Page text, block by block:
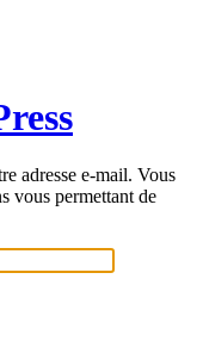
adresse e-mail. Vous
vous permettant de